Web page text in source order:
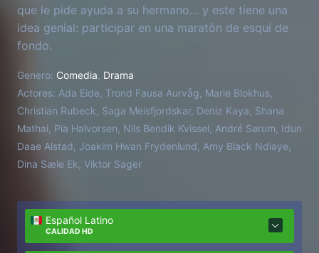
que le pide ayuda a su hermano… y este tiene una
idea genial: participar en una maratón de esquí de
fondo.
Genero: Comedia Drama
Actores: Ada Eide, Trond Fausa Aurvåg, Marie Blokhus,
Christian Rubeck, Saga Meisfjordskar, Deniz Kaya, Shana
Mathai, Pia Halvorsen, Nils Bendik Kvissel, André Sørum, Idun
Daae Alstad, Joakim Hwan Frydenlund, Amy Black Ndiaye,
Dina Sæle Ek, Viktor Sager
Español Latino
CALIDAD HD